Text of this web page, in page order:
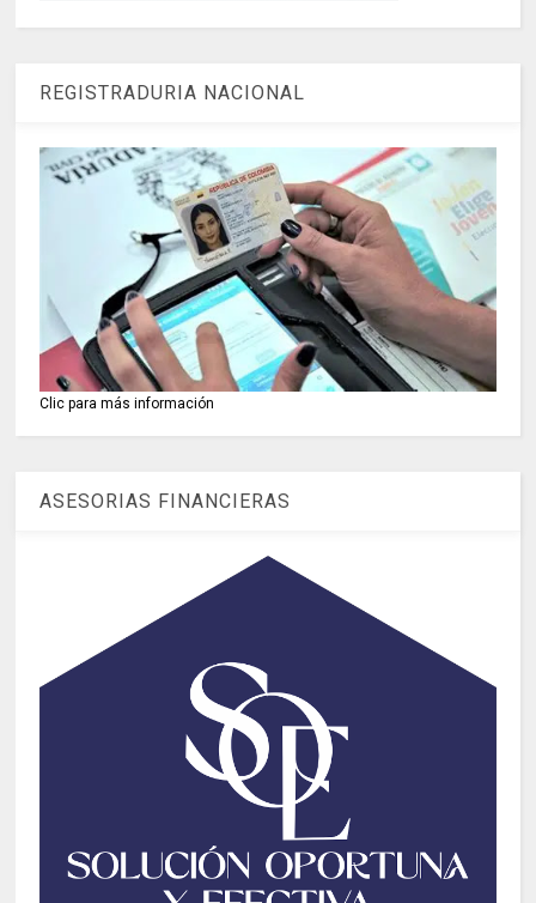
REGISTRADURIA NACIONAL
Clic para más información
ASESORIAS FINANCIERAS